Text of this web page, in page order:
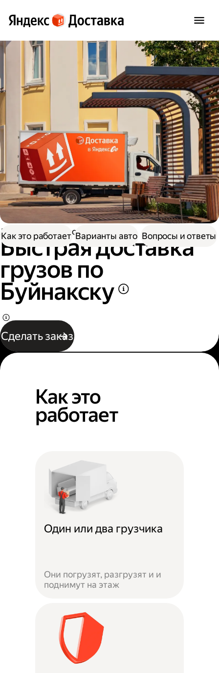
Доставка Грузоперевозки
Быстрая доставка
грузов по
Буйнакску
Сделать заказ
Как это работает Варианты авто Вопросы и ответы
Как это
работает
Один или два грузчика
Они погрузят, разгрузят и и
поднимут на этаж